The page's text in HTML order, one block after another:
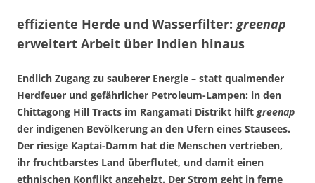
effiziente Herde und Wasserfilter: greenap
erweitert Arbeit über Indien hinaus
Endlich Zugang zu sauberer Energie – statt qualmender
Herdfeuer und gefähr­licher Petroleum-Lampen: in den
Chittagong Hill Tracts im Rangamati Distrikt hilft greenap
der indigenen Bevölkerung an den Ufern eines Stau­sees.
Der riesige Kaptai-Damm hat die Menschen vertrieben,
ihr fruchtbarstes Land überflutet, und damit einen
ethnischen Konflikt angeheizt. Der Strom geht in ferne